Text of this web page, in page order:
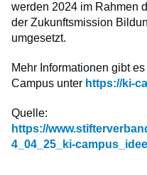
werden 2024 im Rahmen
der Zukunftsmission
umgesetzt.
Mehr Informationen gibt
Campus unter https://ki-
Quelle:
https://
4_04_25_ki-